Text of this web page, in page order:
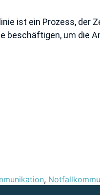
ist ein Prozess,
beschäftigen, um die
,